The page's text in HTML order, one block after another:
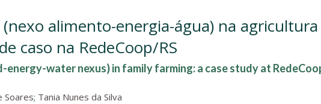
(nexo alimento-energia-água) na
caso na RedeCoop/RS
energy-water nexus) in family farming: a case study at
Soares; Tania Nunes da Silva